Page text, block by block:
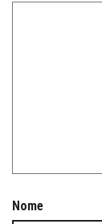
Nome